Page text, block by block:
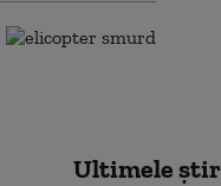
Ultimele